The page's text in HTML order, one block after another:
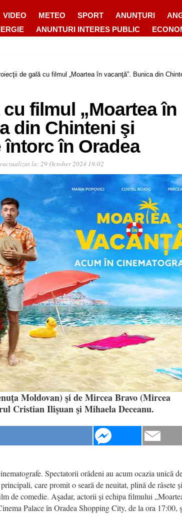
VIDEO METEO SPORT ANUNȚURI
ANUNTURI INTERES PUBLIC
de gală cu filmul „Moartea în vacanţă”. Bunica din
filmul „Moartea în
din Chinteni şi
în Oradea
la:29 October 2024 19:02
Moldovan) şi de Mircea Bravo (Mircea
Cristian Ilişuan şi Mihaela Deceanu.
Spectatorii orădeni au acum ocazia unică
care promit o seară de neuitat, plină de râsete și
de comedie. Aşadar, actorii și echipa filmului
Palace în Oradea Shopping City, de la ora 17:00,